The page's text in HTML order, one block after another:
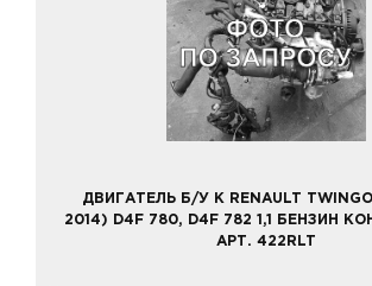
ДВИГАТЕЛЬ Б/У К RENAULT
2014) D4F 780, D4F 782 1,1 БЕНЗИН
АРТ. 422RLT